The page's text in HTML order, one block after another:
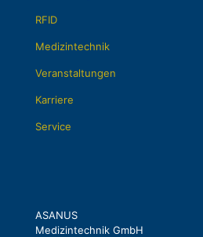
RFID
Medizintechnik
Veranstaltungen
Karriere
Service
ASANUS
Medizintechnik GmbH